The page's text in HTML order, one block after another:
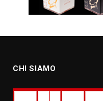
CHI SIAMO